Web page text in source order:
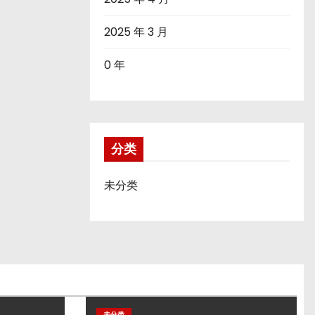
2025 年 3 月
0 年
分类
未分类